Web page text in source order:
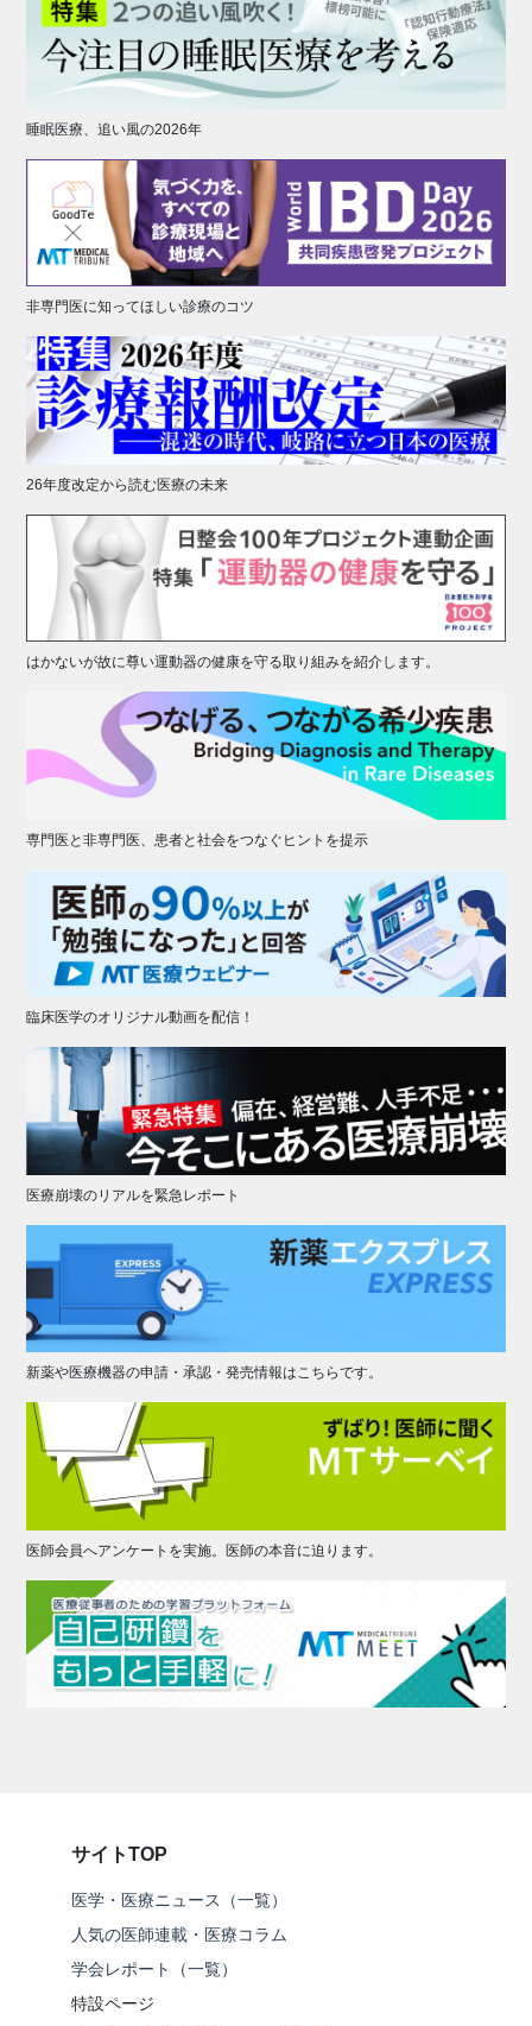
睡眠医療、追い風の2026年
非専門医に知ってほしい診療のコツ
26年度改定から読む医療の未来
はかないが故に尊い運動器の健康を守る取り組みを紹介します。
専門医と非専門医、患者と社会をつなぐヒントを提示
臨床医学のオリジナル動画を配信！
医療崩壊のリアルを緊急レポート
新薬や医療機器の申請・承認・発売情報はこちらです。
医師会員へアンケートを実施。医師の本音に迫ります。
サイトTOP
医学・医療ニュース（一覧）
人気の医師連載・医療コラム
学会レポート（一覧）
特設ページ